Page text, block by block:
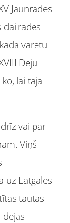
Jaunrades
daiļrades
varētu
Deju
lai tajā
vai par
Viņš
uz Latgales
tautas
dejas